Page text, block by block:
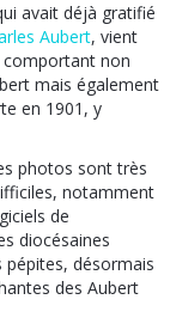
avait déjà gratifié
Aubert, vient
comportant non
mais également
en 1901, y
photos sont très
notamment
de
diocésaines
pépites, désormais
des Aubert